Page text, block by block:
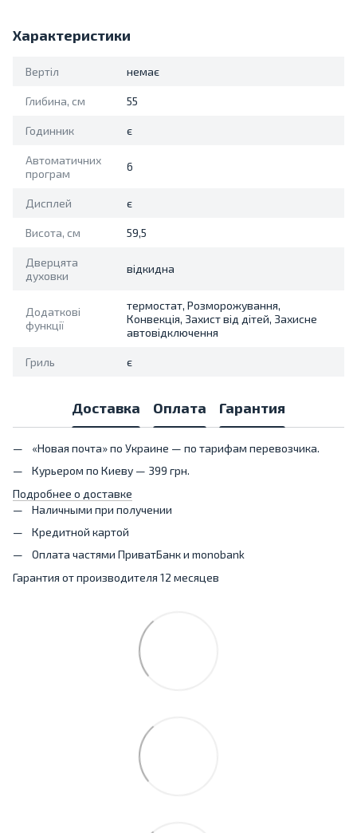
Характеристики
Вертіл немає
Глибина, см 55
Годинник є
Автоматичних
програм
6
Дисплей є
Висота, см 59,5
Дверцята
духовки
відкидна
Додаткові
функції
термостат, Розморожування,
Конвекція, Захист від дітей, Захисне
автовідключення
Гриль є
Доставка Оплата Гарантия
«Новая почта» по Украине — по тарифам перевозчика.
Курьером по Киеву — 399 грн.
Подробнее о доставке
Наличными при получении
Кредитной картой
Оплата частями ПриватБанк и monobank
Гарантия от производителя 12 месяцев